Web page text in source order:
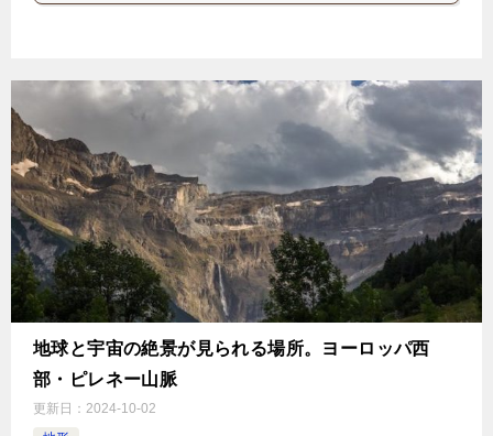
地球と宇宙の絶景が見られる場所。ヨーロッパ西
部・ピレネー山脈
更新日： 2024-10-02